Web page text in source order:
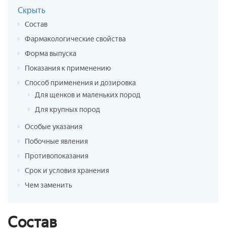
Скрыть
Состав
Фармакологические свойства
Форма выпуска
Показания к применению
Способ применения и дозировка
Для щенков и маленьких пород
Для крупных пород
Особые указания
Побочные явления
Противопоказания
Срок и условия хранения
Чем заменить
Состав